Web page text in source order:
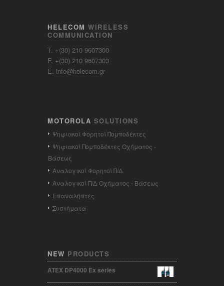
HELECOM WIRELESS
COMMUNICATION
T. +(30) 210 9607300
F. +(30) 210 9607303
E. info@helecom.gr
MOTOROLA SOLUTIONS
Ψηφιακοί Φορητοί Πομποδέκτες
Ψηφιακοί Πομποδέκτες Οχήματος -
Βάσεως
Αναλογικοί Φορητοί Π/Δ
Αναλογικοί Π/Δ Οχήματος - Βάσεως
Επαναλήπτες
Συστήματα
NEW PRODUCTS
ATEX DP4000 Ex series